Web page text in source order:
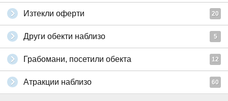
Изтекли оферти 20
Други обекти наблизо 5
Грабомани, посетили обекта 12
Атракции наблизо 60